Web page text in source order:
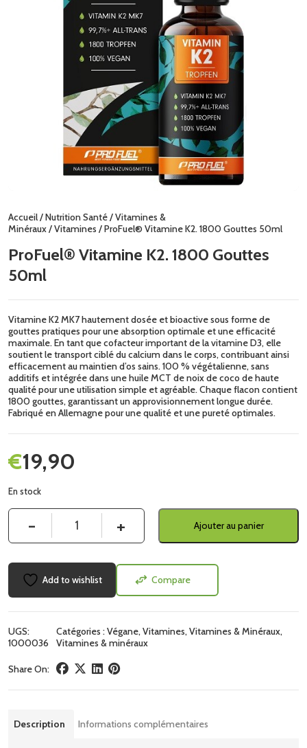
Accueil/Nutrition Santé/Vitamines &
Minéraux/Vitamines / ProFuel® Vitamine K2. 1800 Gouttes 50ml
ProFuel® Vitamine K2. 1800 Gouttes
50ml
Vitamine K2 MK7 hautement dosée et bioactive sous forme de
gouttes pratiques pour une absorption optimale et une efficacité
maximale. En tant que cofacteur important de la vitamine D3, elle
soutient le transport ciblé du calcium dans le corps, contribuant ainsi
efficacement au maintien d’os sains. 100 % végétalienne, sans
additifs et intégrée dans une huile MCT de noix de coco de haute
qualité pour une utilisation simple et agréable. Chaque flacon contient
1800 gouttes, garantissant un approvisionnement longue durée.
Fabriqué en Allemagne pour une qualité et une pureté optimales.
19,90
€
En stock
Ajouter au panier
Add to wishlist Compare
UGS:
1000036
Catégories :Végane,Vitamines,Vitamines & Minéraux,
Vitamines & minéraux
Share On:
Description Informations complémentaires